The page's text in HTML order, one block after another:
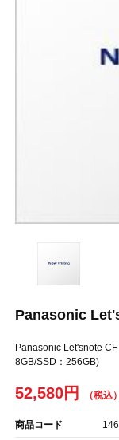
Panasonic
Panasonic Let'snote
8GB/SSD：256GB)
52,580円
商品コード